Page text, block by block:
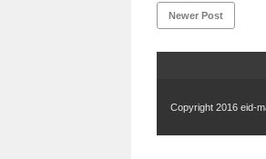
Newer Post
Copyright 2016 eid-